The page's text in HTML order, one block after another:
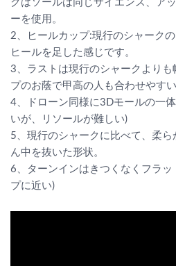
クはソールは同じサイエンス、ア
ーを使用。
2、ヒールカップ:現行のシャーク
ヒールを足した感じです。
3、ラストは現行のシャークより
プのお蔭で甲高の人も合わせやすい
4、ドローン同様に3Dモールの一
いが、リソールが難しい)
5、現行のシャークに比べて、柔
ん中を抜いた形状。
6、ターンインはきつくなくフラッ
プに近い)